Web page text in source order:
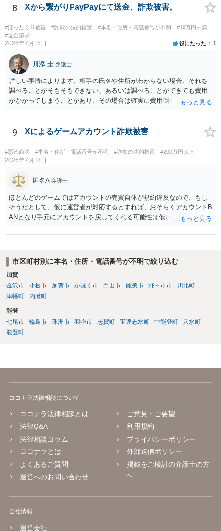
8 Xから繋がりPayPayにて送金、詐欺被害。
#ぼったくり被害 #詐欺の法的措置 #本名・住所・電話番号が不明
#10万円未満
#返金請求
2026年7月15日 役にたった 1
川添 圭 弁護士
詳しい事情によります。相手の氏名や住所がわからない場合、それを
調べることがそもそもできない、あるいは調べることができても費用
がかかってしまうことがあり、その場合は確実に費用倒れになりそう
9 Xによるゲームアカウント詐欺被害
#悪徳商法 #本名・住所・電話番号が不明 #詐欺の法的措置 #200万円以上
2026年7月18日
匿名A 弁護士
ほとんどのゲームではアカウントの売買自体が規約違反なので、もし
そうだとして、仮に運営者が対応するとすれば、おそらくアカウントB
ANとなり手元にアカウントを戻してくれる可能性は低いかもしれませ
絶）を食らう可能性があります。RMTが許されているゲーム（海外の
変わるかもしれませんが…
市区町村別に本名・住所・電話番号が不明で絞り込む
加賀
金沢市
小松市 加賀市 かほく市 白山市 能美市 野々市市
川北町
津幡町
内灘町
能登
七尾市
輪島市 珠洲市 羽咋市 志賀町 宝達志水町 中能登町
穴水町
能登町
ココナラ法律相談について
ココナラ法律相談とは
法律Q&A
法律相談コラム
ココナラとは
よくあるご質問
運営へのお問い合わせ
ご意見・ご要望
利用規約
プライバシーポリシー
外部送信ポリシー
掲載をご検討の弁護士の方
へ
会社情報
運営会社